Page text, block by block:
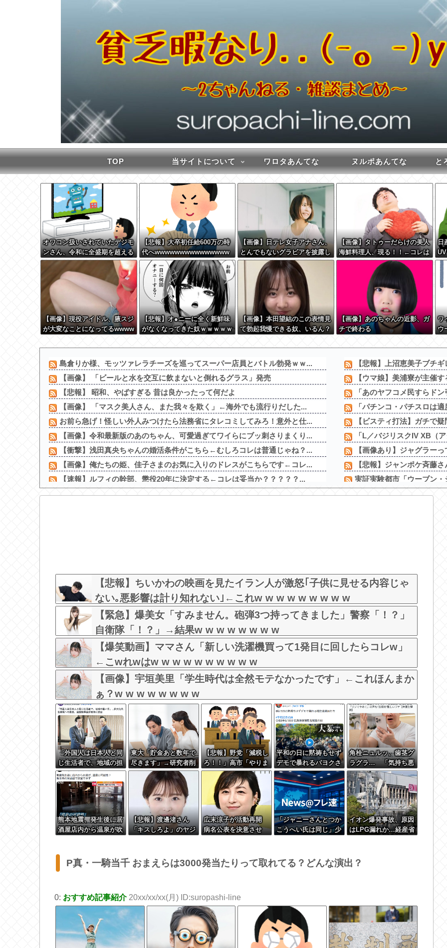
TOP 当サイトについて ワロタあんてな ヌルポあんてな と
オワコン扱いされていたデジモ
ンさん、令和に全盛期を超える
利益を生み出していた
【悲報】大卒初任給600万の時
代へwwwwwwwwwwwwwww
wwww
【画像】日テレ女子アナさん、
とんでもないグラビアを披露し
た結果・・・
【画像】タトゥーだらけの美人
海鮮料理人、現る！！←コレは
セクシー過ぎてワイらにブッ刺
さりまくりw w w w w w w w
日
【画像】現役アイドル、腋スジ
が大変なことになってるwwww
【悲報】オ●ニーに全く新鮮味
がなくなってきた奴ｗｗｗｗｗ
【画像】本田望結のこの表情見
て勃起我慢できる奴、いるん？
【画像】あのちゃんの近影、ガ
チで終わる
ワ
ウ
島倉りか様、モッツァレラチーズを巡ってスーパー店員とバトル勃発ｗｗ...
【画像】 「ビールと水を交互に飲まないと倒れるグラス」発売
【悲報】 昭和、やばすぎる 昔は良かったって何だよ
【画像】 「マスク美人さん、また我々を欺く」←海外でも流行りだした...
お前ら急げ！怪しい外人みつけたら法務省にタレコミしてみろ！意外と仕...
【画像】令和最新版のあのちゃん、可愛過ぎてワイらにブッ刺さりまくり...
【衝撃】浅田真央ちゃんの婚活条件がこちら←むしろコレは普通じゃね？...
【画像】俺たちの姫、佳子さまのお気に入りのドレスがこちらです←コレ...
【速報】ルフィの幹部、懲役20年に決定する←コレは妥当か？？？？？...
SHEINのブラのレビューで画像有りのフィルタ使うと素人のお○ぱい...
【画像】会社の女がお○ぱい強調しすぎなんだけどｗ
【悲報】上沼恵美子ブチ
【ウマ娘】美浦寮が主催
「あのヤフコメ民すらド
「パチンコ・パチスロは
【ビスティ打法】ガチで
「L／バジリスクIV XB（
【画像あり】ジャグラー
【悲報】ジャンポケ斉藤
実証実験都市「ウーブン
カフェで長時間パソコン
【悲報】ちいかわの映画を見たイラン人が激怒｢子供に見せる内容じゃ
ない｡悪影響は計り知れない｣←これw w w w w w w w w
【緊急】爆美女「すみません。砲弾3つ持ってきました」警察「！？」
自衛隊「！？」→結果w w w w w w w w
【爆笑動画】ママさん「新しい洗濯機買って1発目に回したらコレw」
←こwれwはw w w w w w w w w w
【画像】宇垣美里「学生時代は全然モテなかったです」←これほんまか
ぁ？w w w w w w w w
「外国人は日本人と同
じ生活者で、地域の担
い手」…多文化共生実
現への提言、全国知事
会が政府に提出
東大「貯金あと数年で
尽きます」→研究者削
減へ…
【悲報】野党「減税し
ろ！！」高市「やりま
す」野党「無責任な減
税はやめろ！財源はど
うする????」
平和の日に黙祷もせず
デモで暴れるパヨクさ
んたち
角栓ニュルッ、歯茎グ
ラグラ… 「気持ち悪
いネット広告」への苦
情が急増
熊本地震、発生後に居
酒屋店内から温泉が吹
【悲報】渡邊渚さん
「キスしろよ」のヤジ
広末涼子が活動再開
病名公表を決意させ
「ジャニーさんとつか
こうへい氏は同じ」少
と我流の演出論
イオン爆発事故、原因
はLPG漏れか…経産省
P真・一騎当千 おまえらは3000発当たりって取れてる？どんな演出？
0: おすすめ記事紹介20xx/xx/xx(月) ID:suropashi-line